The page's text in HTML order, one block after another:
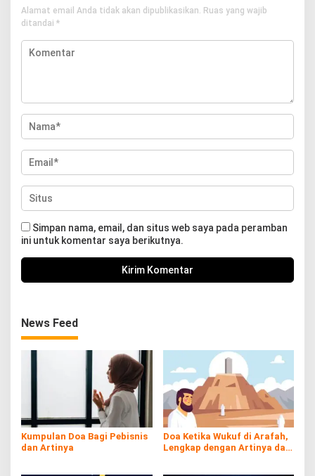
Alamat email Anda tidak akan dipublikasikan. Ruas yang wajib
ditandai *
Simpan nama, email, dan situs web saya pada peramban
ini untuk komentar saya berikutnya.
News Feed
Kumpulan Doa Bagi Pebisnis
dan Artinya
Doa Ketika Wukuf di Arafah,
Lengkap dengan Artinya dan